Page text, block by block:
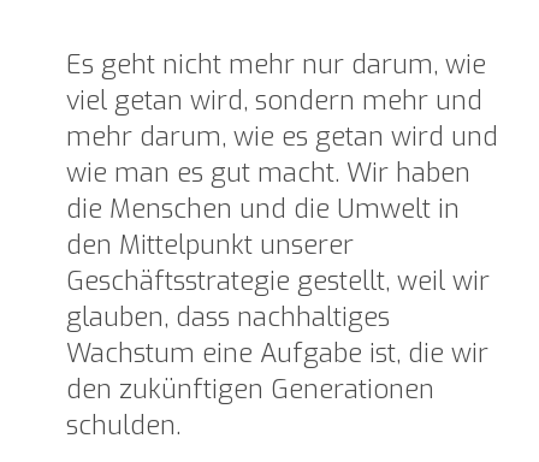
Es geht nicht mehr nur darum, wie
viel getan wird, sondern mehr und
mehr darum, wie es getan wird und
wie man es gut macht. Wir haben
die Menschen und die Umwelt in
den Mittelpunkt unserer
Geschäftsstrategie gestellt, weil wir
glauben, dass nachhaltiges
Wachstum eine Aufgabe ist, die wir
den zukünftigen Generationen
schulden.